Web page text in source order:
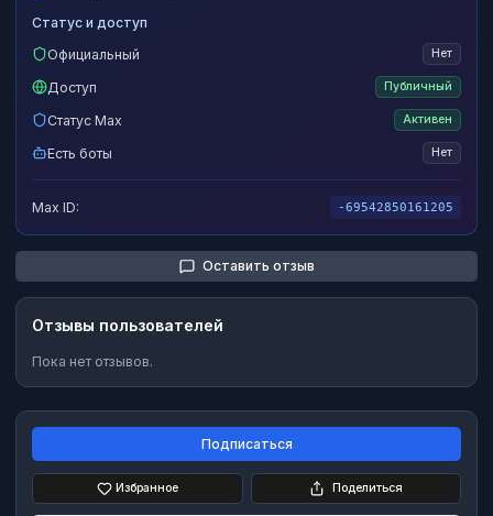
Статус и доступ
Официальный
Нет
Доступ Публичный
Статус Max Активен
Есть боты Нет
Max ID: -69542850161205
Оставить отзыв
Отзывы пользователей
Пока нет отзывов.
Подписаться
Избранное Поделиться